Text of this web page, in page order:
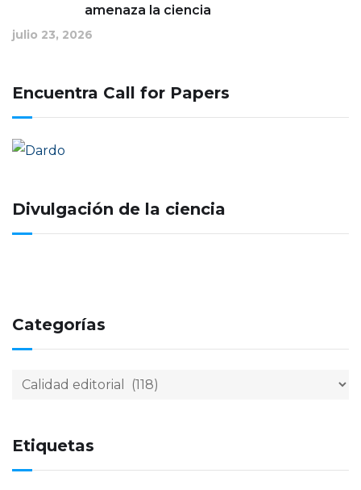
amenaza la ciencia
julio 23, 2026
Encuentra Call for Papers
Divulgación de la ciencia
Categorías
Etiquetas